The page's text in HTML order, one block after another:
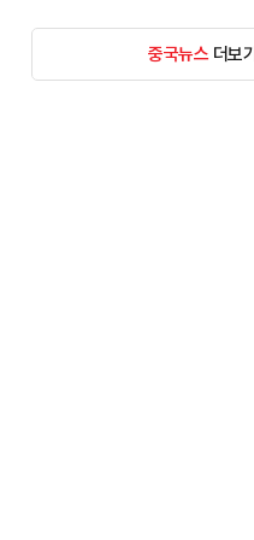
중국뉴스더보기